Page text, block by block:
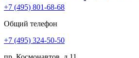
+7 (495) 801-68-68
Общий телефон
+7 (495) 324-50-50